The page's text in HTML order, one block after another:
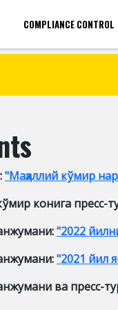
Font size
COMPLIANCE CONTROL
"Маҳаллий кўмир
конига пресс-
"2022
"2021 йил
ва пресс-